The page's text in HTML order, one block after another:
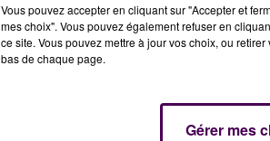
Vous pouvez accepter en cliquant sur "Accepter et
mes choix". Vous pouvez également refuser en
ce site. Vous pouvez mettre à jour vos choix, ou
bas de chaque page.
Gérer mes